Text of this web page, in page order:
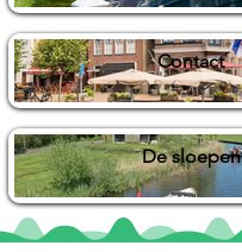
Contact
De sloepen